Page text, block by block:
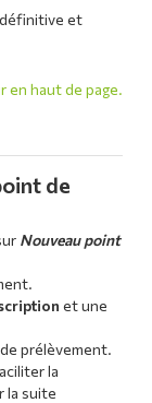
définitive et
en haut de page.
de
Nouveau point
et une
prélèvement.
la
la suite